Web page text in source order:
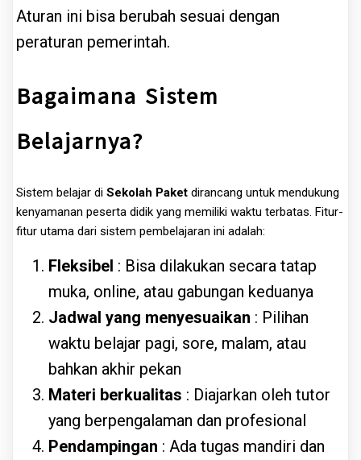
Aturan ini bisa berubah sesuai dengan
peraturan pemerintah.
Bagaimana Sistem
Belajarnya?
Sistem belajar di Sekolah Paket dirancang untuk mendukung
kenyamanan peserta didik yang memiliki waktu terbatas. Fitur-
fitur utama dari sistem pembelajaran ini adalah:
Fleksibel : Bisa dilakukan secara tatap
muka, online, atau gabungan keduanya
Jadwal yang menyesuaikan : Pilihan
waktu belajar pagi, sore, malam, atau
bahkan akhir pekan
Materi berkualitas : Diajarkan oleh tutor
yang berpengalaman dan profesional
Pendampingan : Ada tugas mandiri dan